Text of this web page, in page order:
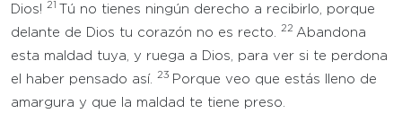
Dios! 21
Tú no tienes ningún derecho a recibirlo, porque
delante de Dios tu corazón no es recto.
22 Abandona
esta maldad tuya, y ruega a Dios, para ver si te perdona
el haber pensado así.
23 Porque veo que estás lleno de
amargura y que la maldad te tiene preso.